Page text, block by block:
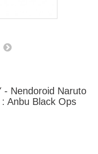
- Nendoroid Naruto
Anbu Black Ops